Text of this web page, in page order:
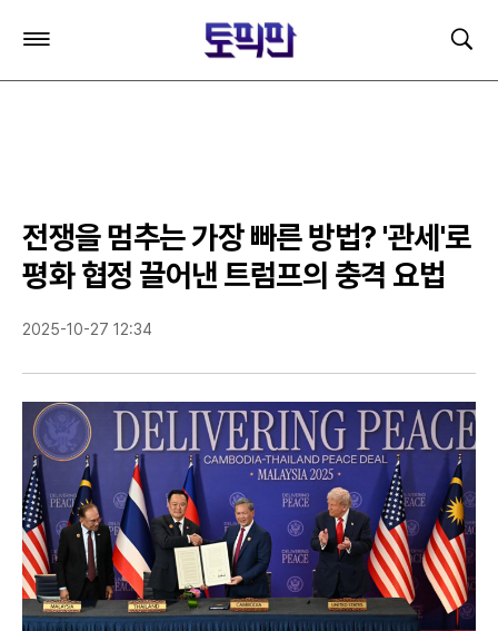
검
주
치
기
전쟁을 멈추는 가장 빠른 방법? '관세'로
평화 협정 끌어낸 트럼프의 충격 요법
2025-10-27 12:34